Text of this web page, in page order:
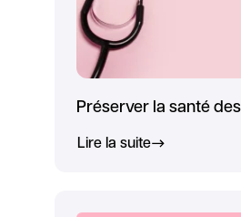
Préserver la santé
Lire la suite